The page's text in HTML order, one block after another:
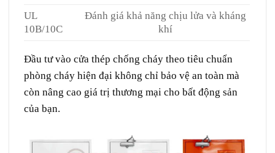
UL
10B/10C
Đánh giá khả năng chịu lửa và kháng
khí
Đầu tư vào cửa thép chống cháy theo tiêu chuẩn
phòng cháy hiện đại không chỉ bảo vệ an toàn mà
còn nâng cao giá trị thương mại cho bất động sản
của bạn.